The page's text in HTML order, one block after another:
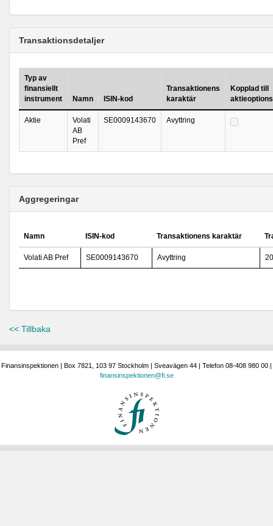
Transaktionsdetaljer
Typ av
finansiellt
instrument
Namn ISIN-kod
Transaktionens
karaktär
Kopplad till
Aktie
Volati
AB
Pref
SE0009143670 Avyttring
Aggregeringar
Namn ISIN-kod Transaktionens karaktär
Volati AB Pref SE0009143670 Avyttring
<< Tillbaka
Finansinspektionen | Box 7821, 103 97 Stockholm | Sveavägen 44 | Telefon 08-408 980 00 |
finansinspektionen@fi.se